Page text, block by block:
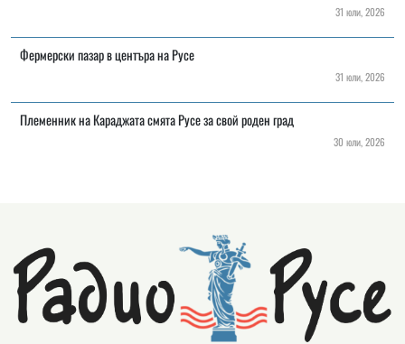
31 юли, 2026
Фермерски пазар в центъра на Русе
31 юли, 2026
Племенник на Караджата смята Русе за свой роден град
30 юли, 2026